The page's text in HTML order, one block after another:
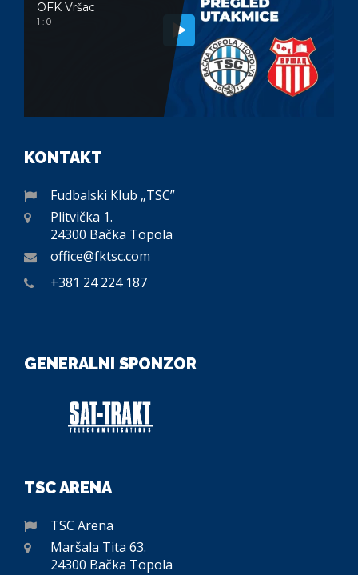
OFK Vršac
1 : 0
KONTAKT
Fudbalski Klub „TSC”
Plitvička 1.
24300 Bačka Topola
office@fktsc.com
+381 24 224 187
GENERALNI SPONZOR
TSC ARENA
TSC Arena
Maršala Tita 63.
24300 Bačka Topola